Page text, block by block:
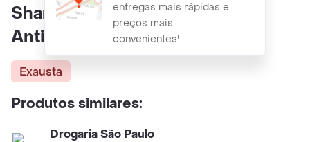
entregas mais rápidas e
preços mais
convenientes!
Shampoo Darrow Doctar Plus
Anticaspa Intensivo 120ml
Exausta
Produtos similares:
Drogaria São Paulo